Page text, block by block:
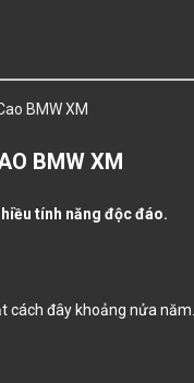
BMW XM
BMW XM
tính năng độc đáo.
đây khoảng nửa